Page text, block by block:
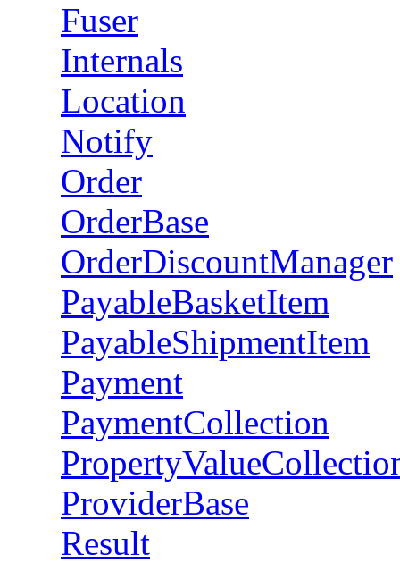
Fuser
Internals
Location
Notify
Order
OrderBase
OrderDiscountManager
PayableBasketItem
PayableShipmentItem
Payment
PaymentCollection
ProviderBase
Result